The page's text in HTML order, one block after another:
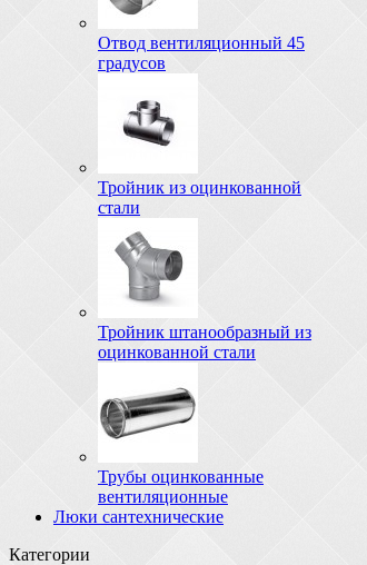
Отвод вентиляционный 45
градусов
Тройник из оцинкованной
стали
Тройник штанообразный из
оцинкованной стали
Трубы оцинкованные
вентиляционные
Люки сантехнические
Категории